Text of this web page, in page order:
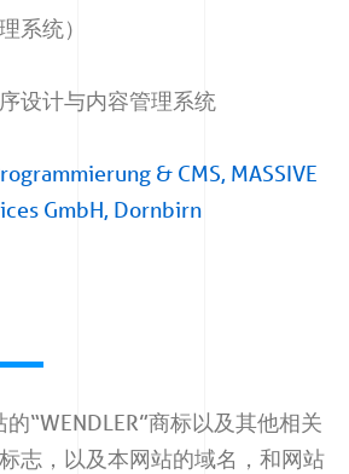
系统）
设计与内容管理系统
& CMS, MASSIVE
GmbH, Dornbirn
“WENDLER”商标以及其他相关
志，以及本网站的域名，和网站